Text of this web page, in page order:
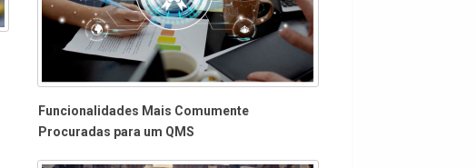
Funcionalidades Mais Comumente
Procuradas para um QMS